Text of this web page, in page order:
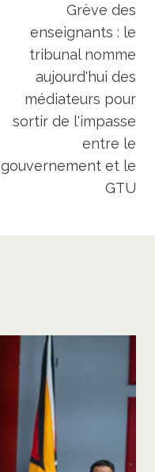
Grève des
enseignants : le
tribunal nomme
aujourd'hui des
médiateurs pour
sortir de l'impasse
entre le
gouvernement et le
GTU